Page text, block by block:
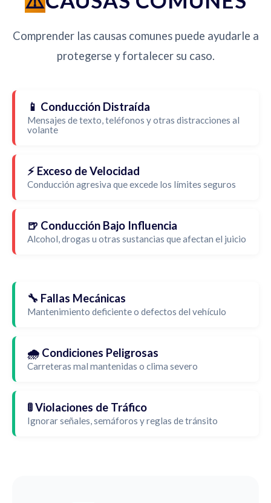
Comprender las causas comunes puede ayudarle a
protegerse y fortalecer su caso.
📱 Conducción Distraída
Mensajes de texto, teléfonos y otras distracciones al
volante
⚡ Exceso de Velocidad
Conducción agresiva que excede los límites seguros
🍺 Conducción Bajo Influencia
Alcohol, drogas u otras sustancias que afectan el juicio
🔧 Fallas Mecánicas
Mantenimiento deficiente o defectos del vehículo
🌧️ Condiciones Peligrosas
Carreteras mal mantenidas o clima severo
🚦 Violaciones de Tráfico
Ignorar señales, semáforos y reglas de tránsito